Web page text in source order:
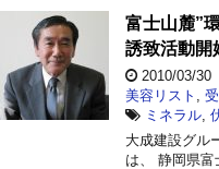
富士山麓”
誘致活動開
2010/03/30
美容リスト
ミネラル
大成建設グル
は、 静岡県富